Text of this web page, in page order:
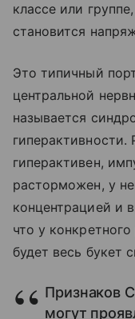
классе или
становится
Это типичный
центральной
называется
гиперактивности.
гиперактивен,
расторможен, у
концентрацией и
что у
будет весь букет
Признаков
могут